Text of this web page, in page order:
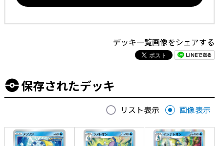
デッキ一覧画像をシェアする
保存されたデッキ
リスト表示 画像表示